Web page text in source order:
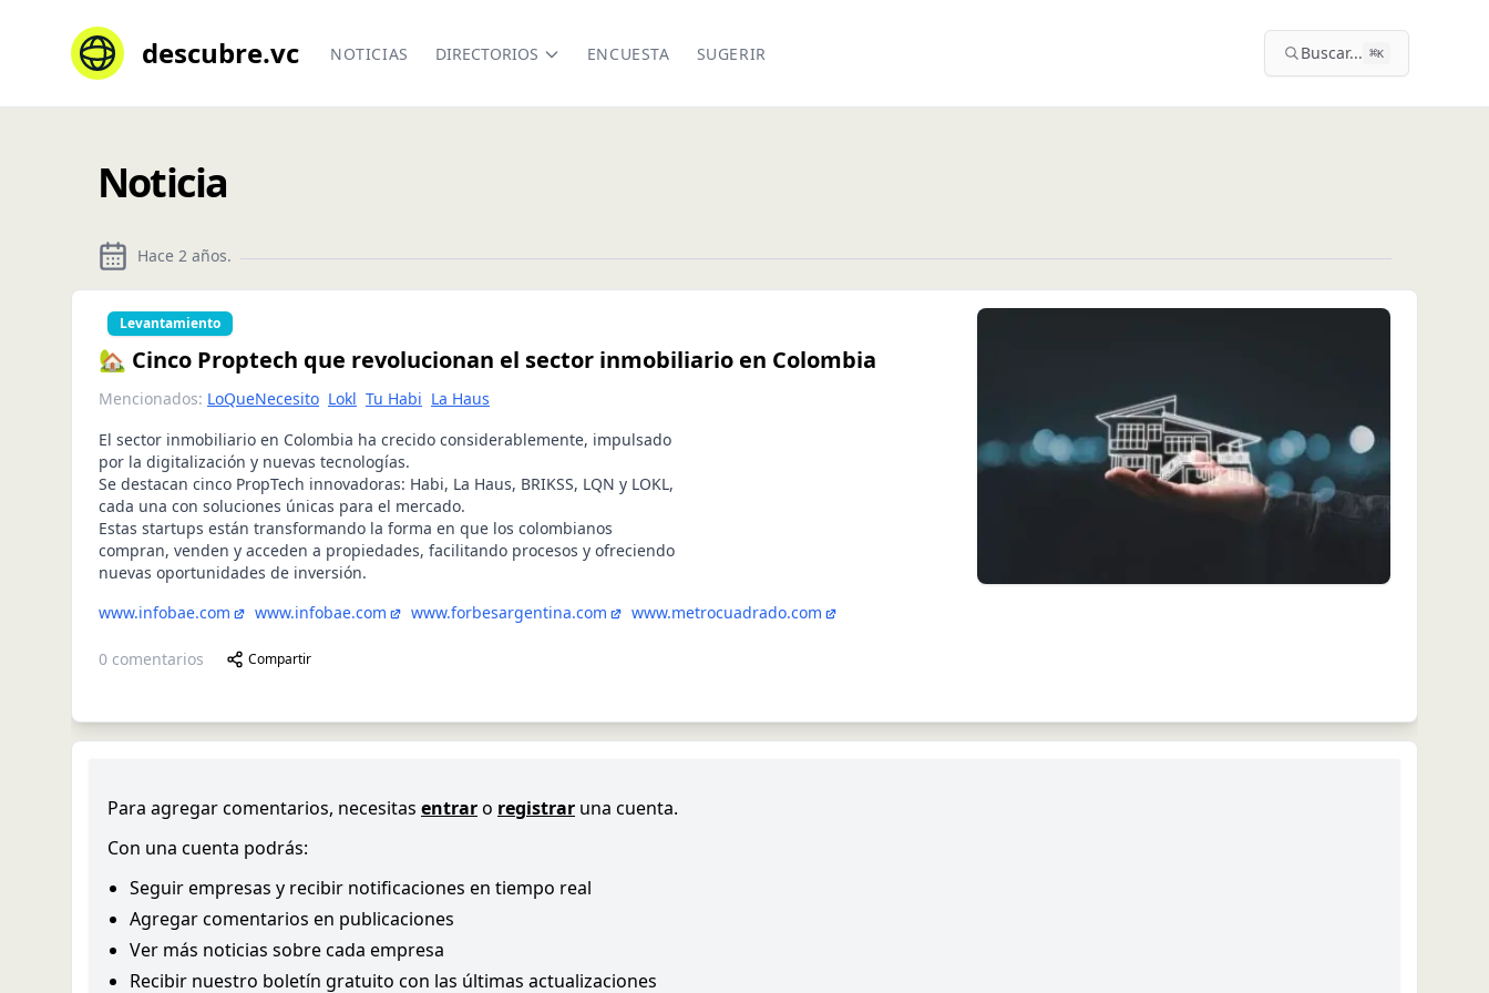
descubre.vc NOTICIAS DIRECTORIOS ENCUESTA SUGERIR Buscar... ⌘K
Noticia
Hace 2 años.
Levantamiento
🏡 Cinco Proptech que revolucionan el sector inmobiliario en Colombia
Mencionados: LoQueNecesito Lokl Tu Habi La Haus
El sector inmobiliario en Colombia ha crecido considerablemente, impulsado
por la digitalización y nuevas tecnologías.
Se destacan cinco PropTech innovadoras: Habi, La Haus, BRIKSS, LQN y LOKL,
cada una con soluciones únicas para el mercado.
Estas startups están transformando la forma en que los colombianos
compran, venden y acceden a propiedades, facilitando procesos y ofreciendo
nuevas oportunidades de inversión.
www.infobae.com
www.infobae.com www.forbesargentina.com www.metrocuadrado.com
0 comentarios Compartir
Para agregar comentarios, necesitas entraro registrar una cuenta.
Con una cuenta podrás:
Seguir empresas y recibir notificaciones en tiempo real
Agregar comentarios en publicaciones
Ver más noticias sobre cada empresa
Recibir nuestro boletín gratuito con las últimas actualizaciones